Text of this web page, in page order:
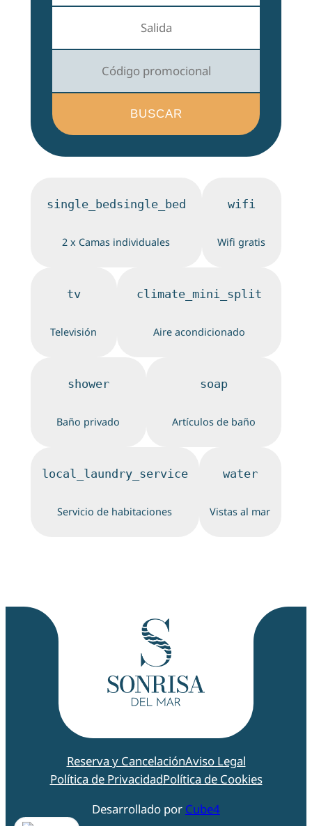
BUSCAR
single_bedsingle_bed
2 x Camas individuales
wifi
Wifi gratis
tv
Televisión
climate_mini_split
Aire acondicionado
shower
Baño privado
soap
Artículos de baño
local_laundry_service
Servicio de habitaciones
water
Vistas al mar
Reserva y CancelaciónAviso Legal
Política de PrivacidadPolítica de Cookies
Desarrollado por Cube4